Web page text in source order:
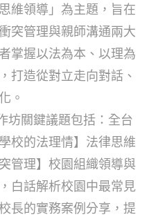
維領導」為主題，旨在
突管理與親師溝通兩大
掌握以法為本、以理為
打造從對立走向對話、
。
坊關鍵議題包括：全台
校的法理情】法律思維
管理】校園組織領導與
白話解析校園中最常見
長的實務案例分享，提